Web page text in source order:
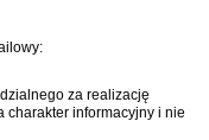
za realizację
charakter informacyjny i nie